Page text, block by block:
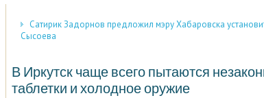
Сатирик Задорнов предложил мэру Хабаровска
Сысоева
В Иркутск чаще всего пытаются
таблетки и холодное оружие